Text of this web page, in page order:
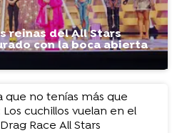
reinas del All Stars
con la boca abierta
que no tenías más que
cuchillos vuelan en el
Race All Stars